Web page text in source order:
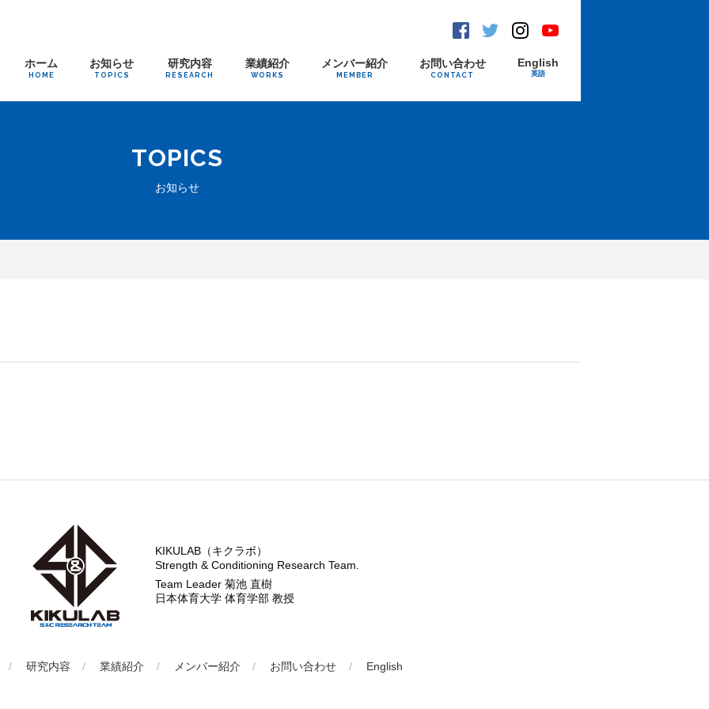
ホーム
HOME
お知らせ
TOPICS
研究内容
RESEARCH
業績紹介
WORKS
メンバー紹介
MEMBER
お問い合わせ
CONTACT
English
英語
Facebook
Twitter Instagram
TOPICS
お知らせ
KIKULAB（キクラボ）
Strength & Conditioning Research Team.
Team Leader 菊池 直樹
日本体育大学 体育学部 教授
研究内容 業績紹介 メンバー紹介 お問い合わせ English